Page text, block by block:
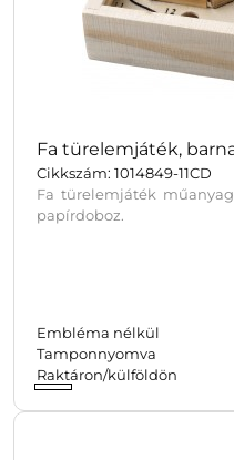
Fa türelemjáték,
Cikkszám: 1014849-11CD
Fa türelemjáték
papírdoboz.
Embléma nélkül
Tamponnyomva
Raktáron/külföldön